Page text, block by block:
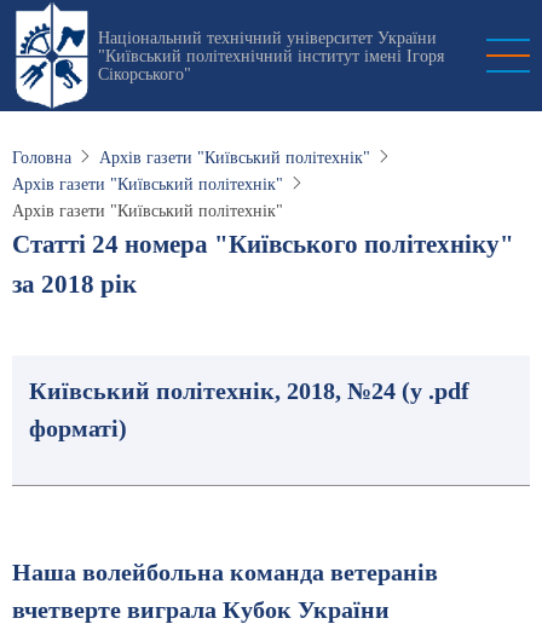
Перейти
основного
вмісту
Національний технічний університет України
"Київський політехнічний інститут імені Ігоря
Сікорського"
Головна
Архів газети "Київський політехнік"
Архів газети "Київський політехнік"
Архів газети "Київський політехнік"
Статті 24 номера "Київського політехніку"
за 2018 рік
Київський політехнік, 2018, №24 (у .pdf
форматі)
Наша волейбольна команда ветеранів
вчетверте виграла Кубок України